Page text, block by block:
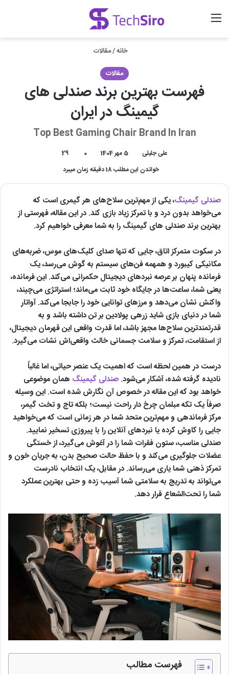
جستجو برای
ورود
خانه/مقالات
مقالات
فهرست بهترین برند صندلی های
گیمینگ در ایران
Top Best Gaming Chair Brand In Iran
علی جلیلی 5 مهر 1404 0
29
خواندن این مطلب 18 دقیقه زمان میبرد
صندلی گیمینگ، یکی از مهم‌ترین سلاح‌های هر گیمری است که
می‌خواهد بدون درد و با تمرکز زیاد بازی کند. در این مقاله، فهرستی از
بهترین برند صندلی های گیمینگ را به شما معرفی خواهیم کرد.
در سکوت متمرکز اتاق، جایی که تنها صدای کلیک‌های موس، ضربه‌های
مکانیکی کیبورد و همهمه فن‌های سیستم به گوش می‌رسد، یک
فرمانده پنهان بر عرصه نبردهای دیجیتال حکمرانی می‌کند. این فرمانده،
یعنی شما، ساعت‌ها در جایگاه خود ثابت می‌ماند؛ استراتژی می‌چیند،
واکنش نشان می‌دهد و مرزهای توانایی خود را جابجا می‌کند. آواتار
شما در دنیای بازی شاید زرهی پولادین بر تن داشته باشد و به
قدرتمندترین سلاح‌ها مجهز باشد، اما قدرت واقعی این قهرمان دیجیتال،
از استقامت، تمرکز و سلامت جسمانی خالث واقعی‌اش نشات می‌گیرد.
درست در همین لحظه است که اهمیت یک عنصر حیاتی، اما غالباً
نادیده گرفته شده، آشکار می‌شود. صندلی گیمینگ همان موضوعی
خواهد بود که این مقاله در خصوص آن نگارش شده است. این وسیله
صرفاً یک تکه مبلمان چرخ دار راحت نیست؛ بلکه تاج و تخت گیمر،
مرکز فرماندهی و مهم‌ترین متحد شما در هر زمانی است که می‌خواهید
جایی را کاوش کرده یا نبردهای آنلاین را با پیروزی تسخیر نمایید.
صندلی مناسب، ستون فقرات شما را در آغوش می‌گیرد، از خستگی
عضلات جلوگیری می‌کند و با حفظ حالت صحیح بدن، به جریان خون و
تمرکز ذهنی شما یاری می‌رساند. در مقابل، یک انتخاب نادرست
می‌تواند به تدریج به سلامتی شما آسیب زده و حتی بهترین عملکرد
شما را تحت‌الشعاع قرار دهد.
فهرست مطالب